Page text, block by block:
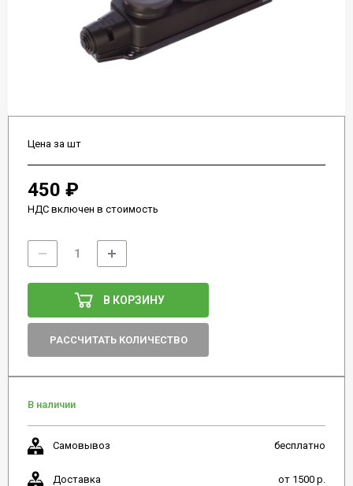
Цена за шт
450 ₽
НДС включен в стоимость
В КОРЗИНУ
РАССЧИТАТЬ КОЛИЧЕСТВО
В наличии
Самовывоз бесплатно
Доставка от 1500 р.